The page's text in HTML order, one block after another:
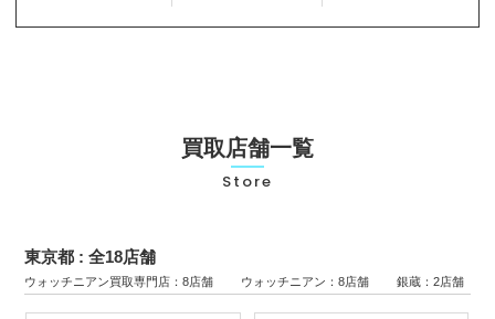
買取店舗一覧
Store
東京都 : 全18店舗
ウォッチニアン買取専門店：8店舗 ウォッチニアン：8店舗 銀蔵：2店舗